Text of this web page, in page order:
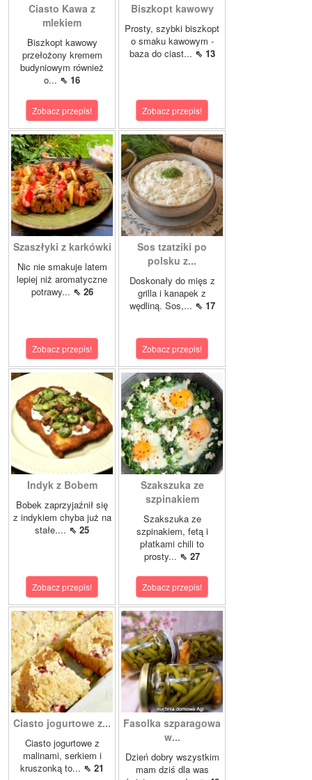
Ciasto Kawa z
mlekiem
Biszkopt kawowy
przełożony kremem
budyniowym również
o... ⇖ 16
Zobacz przepis!
Biszkopt kawowy
Prosty, szybki biszkopt
o smaku kawowym -
baza do ciast... ⇖ 13
Zobacz przepis!
Szaszłyki z karkówki
Nic nie smakuje latem
lepiej niż aromatyczne
potrawy... ⇖ 26
Zobacz przepis!
Sos tzatziki po
polsku z...
Doskonały do mięs z
grilla i kanapek z
wędliną. Sos,... ⇖ 17
Zobacz przepis!
Indyk z Bobem
Bobek zaprzyjaźnił się
z indykiem chyba już na
stałe.... ⇖ 25
Zobacz przepis!
Szakszuka ze
szpinakiem
Szakszuka ze
szpinakiem, fetą i
płatkami chili to
prosty... ⇖ 27
Zobacz przepis!
Ciasto jogurtowe z...
Ciasto jogurtowe z
malinami, serkiem i
kruszonką to... ⇖ 21
Fasolka szparagowa
w...
Dzień dobry wszystkim
mam dziś dla was